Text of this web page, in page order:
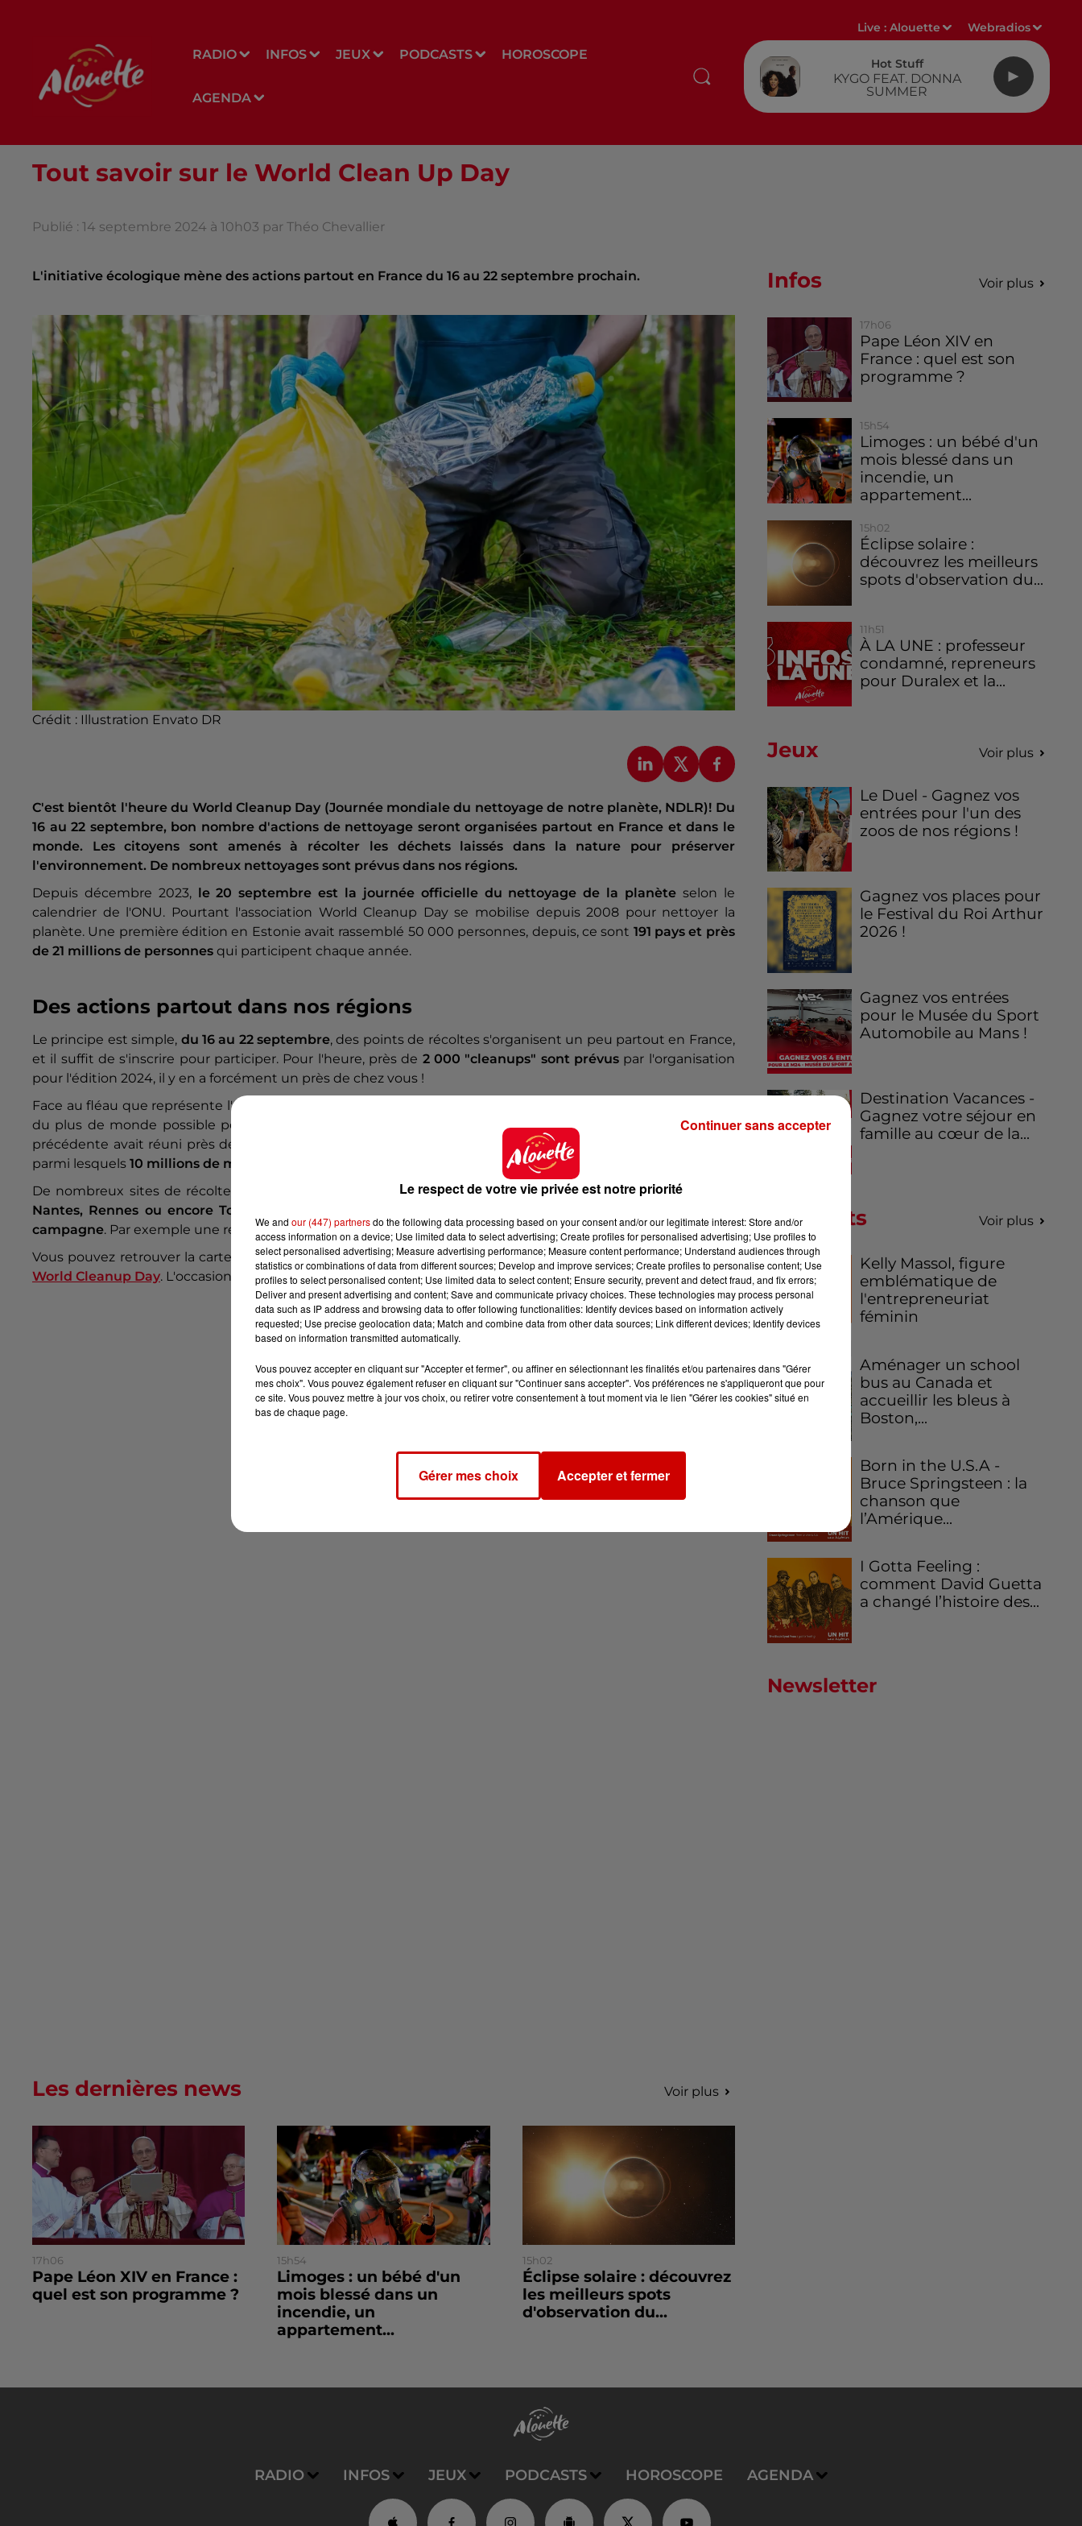
RADIO INFOS JEUX PODCASTS HOROSCOPE
AGENDA
Live :Alouette Webradios
Hot Stuff
KYGO FEAT. DONNA
SUMMER
Tout savoir sur le World Clean Up Day
Publié : 14 septembre 2024 à 10h03 par Théo Chevallier
L'initiative écologique mène des actions partout en France du 16 au 22 septembre prochain.
Crédit : Illustration Envato DR
C'est bientôt l'heure du World Cleanup Day (Journée mondiale du nettoyage de notre planète, NDLR)! Du
16 au 22 septembre, bon nombre d'actions de nettoyage seront organisées partout en France et dans le
monde. Les citoyens sont amenés à récolter les déchets laissés dans la nature pour préserver
l'environnement. De nombreux nettoyages sont prévus dans nos régions.
Depuis décembre 2023, le 20 septembre est la journée officielle du nettoyage de la planète selon le
calendrier de l'ONU. Pourtant l'association World Cleanup Day se mobilise depuis 2008 pour nettoyer la
planète. Une première édition en Estonie avait rassemblé 50 000 personnes, depuis, ce sont 191 pays et près
de 21 millions de personnes qui participent chaque année.
Des actions partout dans nos régions
Le principe est simple, du 16 au 22 septembre, des points de récoltes s'organisent un peu partout en France,
et il suffit de s'inscrire pour participer. Pour l'heure, près de 2 000 "cleanups" sont prévus par l'organisation
pour l'édition 2024, il y en a forcément un près de chez vous !
Face au fléau que représente l'omniprésence de déchets dans notre environnement, l'organisation a besoin
du plus de monde possible pour tenter de rendre nos villes, campagnes et plages plus propres. L'édition
précédente avait réuni près de
pour une récolte de
parmi lesquels 10 millions de mégots
, épargnant ainsi de toute pollution 5 millions de mètres cubes d'eau.
De nombreux sites de récoltes se retrouvent dans le
Grand Ouest,notamment les grandes villes comme
Nantes, Rennes ou encore Tours
campagne. Par exemple une récolte à Noirmoutier ou à Saint-Philbert-de-Grand-Lieu.
Vous pouvez retrouver la carte détaillantles lieux des récoltes organisées près de chez vous sur lesite de
World Cleanup Day. L'occasion de mener une action qui aura un impact planétaire !
Infos Voir plus
17h06
Pape Léon XIV en
France : quel est son
programme ?
15h54
Limoges : un bébé d'un
mois blessé dans un
incendie, un
appartement...
15h02
Éclipse solaire :
découvrez les meilleurs
spots d'observation du...
11h51
À LA UNE : professeur
condamné, repreneurs
pour Duralex et la...
Jeux Voir plus
Le Duel - Gagnez vos
entrées pour l'un des
zoos de nos régions !
Gagnez vos places pour
le Festival du Roi Arthur
2026 !
Gagnez vos entrées
pour le Musée du Sport
Automobile au Mans !
Destination Vacances -
Gagnez votre séjour en
famille au cœur de la...
Podcasts Voir plus
Kelly Massol, figure
emblématique de
l'entrepreneuriat
féminin
Aménager un school
bus au Canada et
accueillir les bleus à
Boston,...
Born in the U.S.A -
Bruce Springsteen : la
chanson que
l’Amérique...
I Gotta Feeling :
comment David Guetta
a changé l’histoire des...
Newsletter
Les dernières news Voir plus
17h06
Pape Léon XIV en France :
quel est son programme ?
15h54
Limoges : un bébé d'un
mois blessé dans un
incendie, un
appartement...
15h02
Éclipse solaire : découvrez
les meilleurs spots
d'observation du...
RADIO INFOS JEUX PODCASTS HOROSCOPE AGENDA
Le respect de votre vie privée est notre priorité
We and our (447) partnersdo the following data processing based on your consent and/or our legitimate interest: Store and/or
access information on a device; Use limited data to select advertising; Create profiles for personalised advertising; Use profiles to
select personalised advertising; Measure advertising performance; Measure content performance; Understand audiences through
statistics or combinations of data from different sources; Develop and improve services; Create profiles to personalise content; Use
profiles to select personalised content; Use limited data to select content; Ensure security, prevent and detect fraud, and fix errors;
Deliver and present advertising and content; Save and communicate privacy choices. These technologies may process personal
data such as IP address and browsing data to offer following functionalities: Identify devices based on information actively
requested; Use precise geolocation data; Match and combine data from other data sources; Link different devices; Identify devices
based on information transmitted automatically.
Vous pouvez accepter en cliquant sur "Accepter et fermer", ou affiner en sélectionnant les finalités et/ou partenaires dans "Gérer
mes choix". Vous pouvez également refuser en cliquant sur "Continuer sans accepter". Vos préférences ne s'appliqueront que pour
ce site. Vous pouvez mettre à jour vos choix, ou retirer votre consentement à tout moment via le lien "Gérer les cookies" situé en
bas de chaque page.
Gérer mes choix Accepter et fermer
Continuer sans accepter